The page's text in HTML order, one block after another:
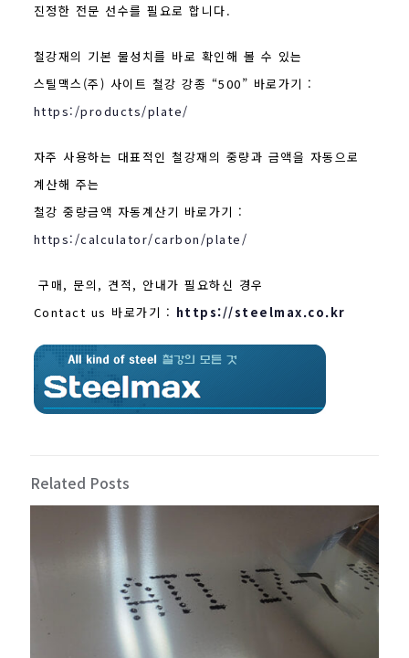
진정한 전문 선수를 필요로 합니다.
철강재의 기본 물성치를 바로 확인해 볼 수 있는
스틸맥스(주) 사이트 철강 강종 “500” 바로가기 :
https:/products/plate/
자주 사용하는 대표적인 철강재의 중량과 금액을 자동으로
계산해 주는
철강 중량금액 자동계산기 바로가기 :
https:/calculator/carbon/plate/
구매, 문의, 견적, 안내가 필요하신 경우
Contact us 바로가기 : https://steelmax.co.kr
Related Posts